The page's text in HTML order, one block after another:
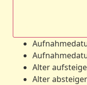
Alter
Alter